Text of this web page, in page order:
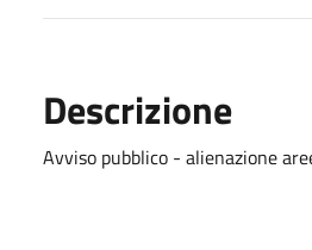
Descrizione
Avviso pubblico - alienazione